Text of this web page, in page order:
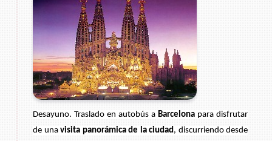
Desayuno. Traslado en autobús a Barcelona para disfrutar
de una visita panorámica de la ciudad, discurriendo desde